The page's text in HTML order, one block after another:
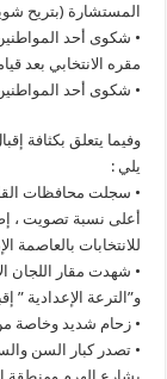
المستشارة (بتريح
• شكوى أحد
مقره الانتخابي بعد
• شكوى أحد
وفيما يتعلق بكثافة
يلي :
• سجلت محافظات
أعلى نسبة تصويت ،
للانتخابات بالعاصمة
• شهدت مقار اللجان
و”الترعة الإعدادية ”
• زحام شديد وخاصة من
• تصدر كبار السن